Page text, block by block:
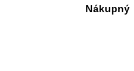
Nákupný